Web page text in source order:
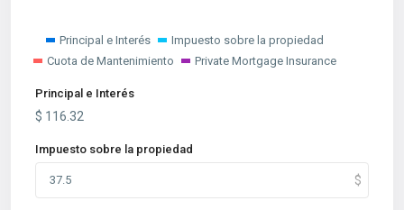
Principal e Interés
Impuesto sobre la propiedad
Cuota de Mantenimiento
Private Mortgage Insurance
Principal e Interés
$ 116.32
Impuesto sobre la propiedad